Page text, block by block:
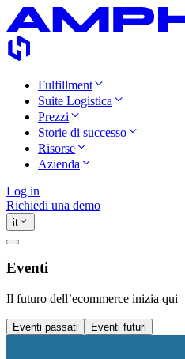
Fulfillment
Suite Logistica
Prezzi
Storie di successo
Risorse
Azienda
Log in
Richiedi una demo
it
Eventi
Il futuro dell’ecommerce inizia qui
Eventi passati Eventi futuri